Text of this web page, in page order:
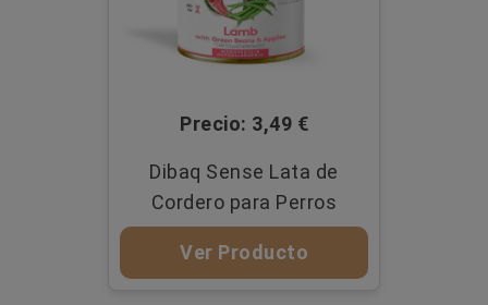
Precio: 3,49 €
Dibaq Sense Lata de
Cordero para Perros
Ver Producto